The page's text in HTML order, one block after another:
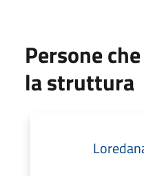
Persone
la struttura